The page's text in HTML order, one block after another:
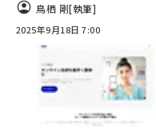
鳥栖 剛[執筆]
2025年9月18日 7:00